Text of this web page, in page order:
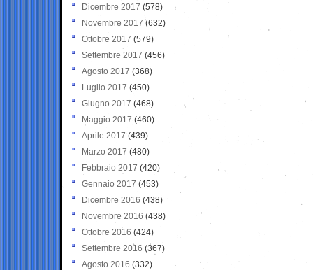
Dicembre 2017 (578)
Novembre 2017 (632)
Ottobre 2017 (579)
Settembre 2017 (456)
Agosto 2017 (368)
Luglio 2017 (450)
Giugno 2017 (468)
Maggio 2017 (460)
Aprile 2017 (439)
Marzo 2017 (480)
Febbraio 2017 (420)
Gennaio 2017 (453)
Dicembre 2016 (438)
Novembre 2016 (438)
Ottobre 2016 (424)
Settembre 2016 (367)
Agosto 2016 (332)